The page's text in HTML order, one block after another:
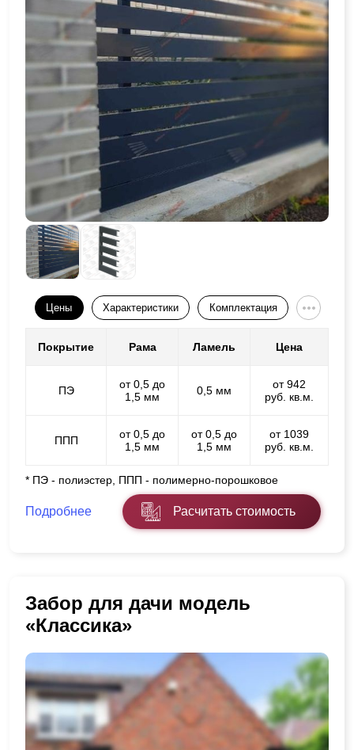
Цены Характеристики Комплектация
Покрытие Рама Ламель Цена
ПЭ
от 0,5 до
1,5 мм
0,5 мм
от 942
руб. кв.м.
ППП
от 0,5 до
1,5 мм
от 0,5 до
1,5 мм
от 1039
руб. кв.м.
* ПЭ - полиэстер, ППП - полимерно-порошковое
Подробнее Расчитать стоимость
Забор для дачи модель
«Классика»